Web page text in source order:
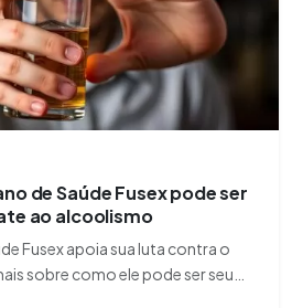
de Saúde Fusex pode ser
ao alcoolismo
Fusex apoia sua luta contra o
sobre como ele pode ser seu